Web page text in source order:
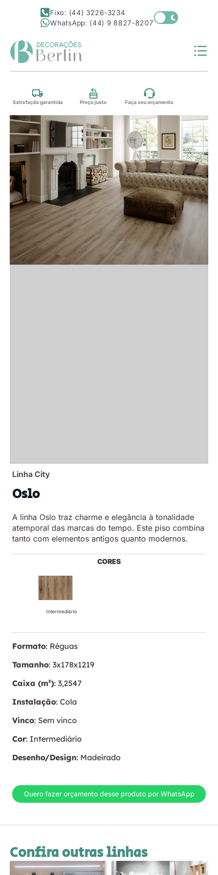
Fixo: (44) 3226-3234
WhatsApp: (44) 9 8827-8207
Satisfação garantida Preço justo Faça seu orçamento
Linha City
Oslo
A linha Oslo traz charme e elegância à tonalidade
atemporal das marcas do tempo. Este piso combina
tanto com elementos antigos quanto modernos.
CORES
Intermediário
Formato: Réguas
Tamanho: 3x178x1219
Caixa (m²): 3,2547
Instalação: Cola
Vinco: Sem vinco
Cor: Intermediário
Desenho/Design: Madeirado
Quero fazer orçamento desse produto por WhatsApp
Confira outras linhas